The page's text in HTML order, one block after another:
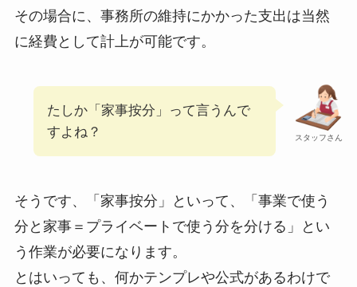
その場合に、事務所の維持にかかった支出は当然
に経費として計上が可能です。
スタッフさん
たしか「家事按分」って言うんで
すよね？
そうです、「家事按分」といって、「事業で使う
分と家事＝プライベートで使う分を分ける」とい
う作業が必要になります。
とはいっても、何かテンプレや公式があるわけで